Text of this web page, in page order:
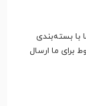
با بسته‌بندی
برای ما ارسال